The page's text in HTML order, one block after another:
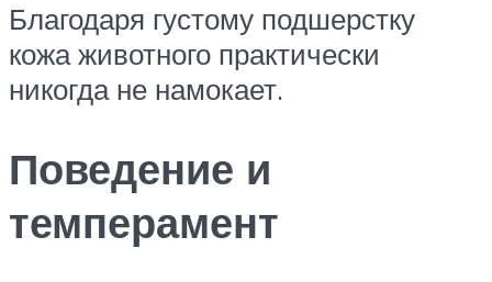
Благодаря густому подшерстку
кожа животного практически
никогда не намокает.
Поведение и
темперамент